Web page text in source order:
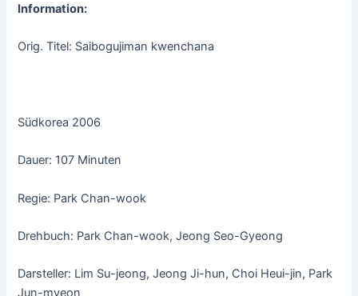
Information:
Orig. Titel: Saibogujiman kwenchana
Südkorea 2006
Dauer: 107 Minuten
Regie: Park Chan-wook
Drehbuch: Park Chan-wook, Jeong Seo-Gyeong
Darsteller: Lim Su-jeong, Jeong Ji-hun, Choi Heui-jin, Park
Jun-myeon